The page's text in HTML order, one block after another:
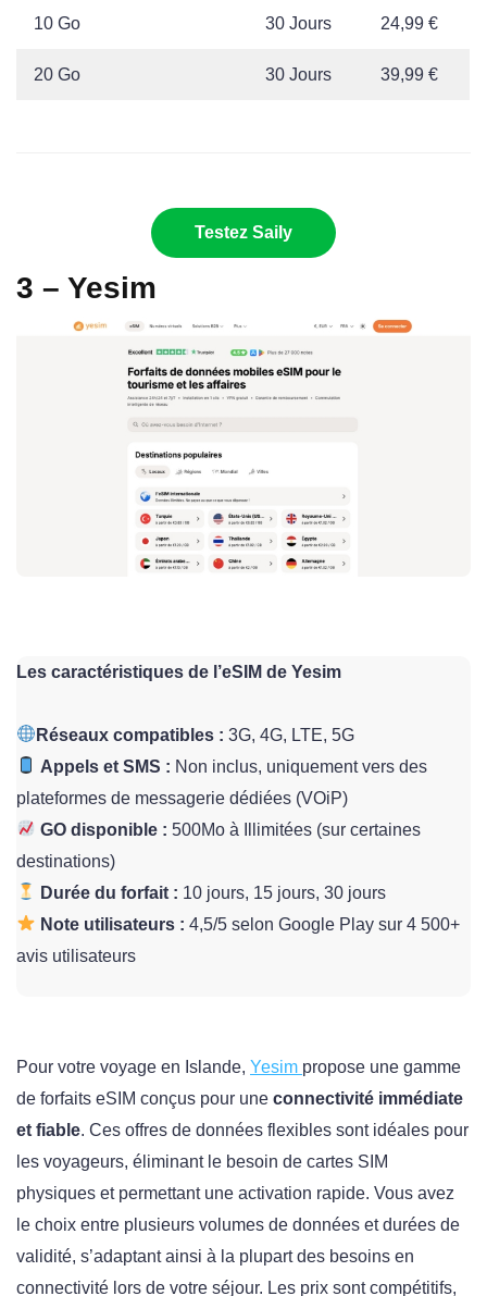
10 Go 30 Jours 24,99 €
20 Go 30 Jours 39,99 €
Testez Saily
3 – Yesim
Les caractéristiques de l’eSIM de Yesim
Réseaux compatibles : 3G, 4G, LTE, 5G
Appels et SMS : Non inclus, uniquement vers des
plateformes de messagerie dédiées (VOiP)
GO disponible : 500Mo à Illimitées (sur certaines
destinations)
Durée du forfait : 10 jours, 15 jours, 30 jours
Note utilisateurs : 4,5/5 selon Google Play sur 4 500+
avis utilisateurs
Pour votre voyage en Islande, Yesim propose une gamme
de forfaits eSIM conçus pour une connectivité immédiate
et fiable. Ces offres de données flexibles sont idéales pour
les voyageurs, éliminant le besoin de cartes SIM
physiques et permettant une activation rapide. Vous avez
le choix entre plusieurs volumes de données et durées de
validité, s’adaptant ainsi à la plupart des besoins en
connectivité lors de votre séjour. Les prix sont compétitifs,